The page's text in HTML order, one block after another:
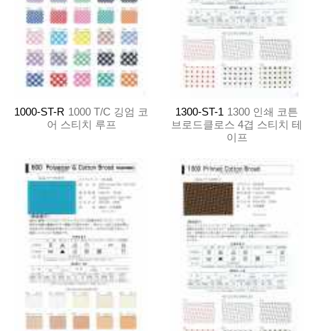
1000-ST-R 1000 T/C 깅엄 코
어 스티치 루프
1300-ST-1 1300 인쇄 코튼
브로드클로스 4겹 스티치 테
이프